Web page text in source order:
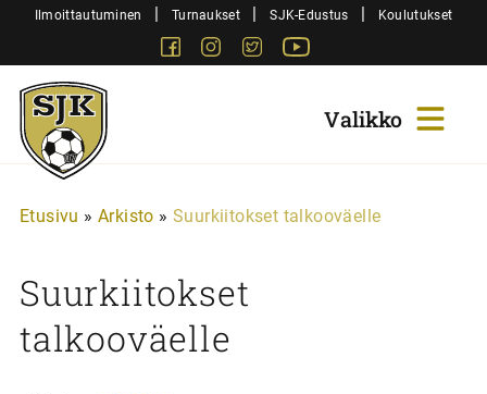
SiirryIlmoittautuminen | Turnaukset | SJK-Edustus | Koulutukset
FacebookInstagram
Twitter
Sjk-
Juniorit
Etusivu » Arkisto » Suurkiitokset talkooväelle
Suurkiitokset
talkooväelle